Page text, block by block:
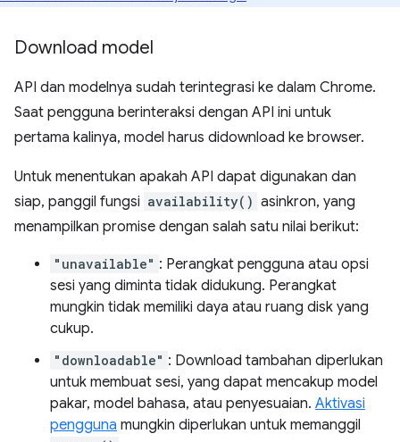
Download model
API dan modelnya sudah terintegrasi ke dalam Chrome.
Saat pengguna berinteraksi dengan API ini untuk
pertama kalinya, model harus didownload ke browser.
Untuk menentukan apakah API dapat digunakan dan
siap, panggil fungsi availability() asinkron, yang
menampilkan promise dengan salah satu nilai berikut:
"unavailable" : Perangkat pengguna atau opsi
sesi yang diminta tidak didukung. Perangkat
mungkin tidak memiliki daya atau ruang disk yang
cukup.
"downloadable" : Download tambahan diperlukan
untuk membuat sesi, yang dapat mencakup model
pakar, model bahasa, atau penyesuaian. Aktivasi
pengguna mungkin diperlukan untuk memanggil